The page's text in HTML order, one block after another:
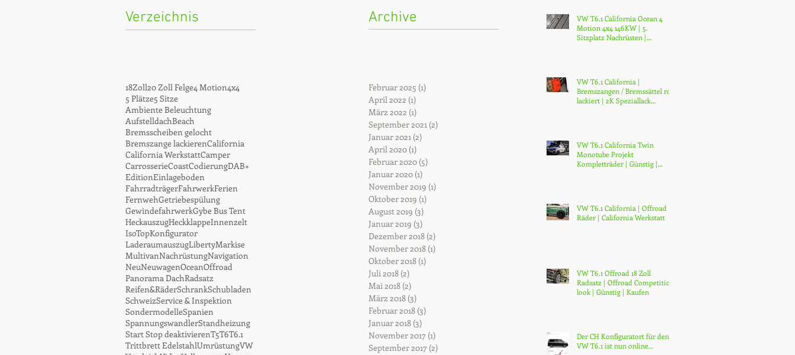
Verzeichnis
18Zoll20 Zoll Felge4 Motion4x4
5 Plätze5 Sitze
Ambiente Beleuchtung
AufstelldachBeach
Bremsscheiben gelocht
Bremszange lackierenCalifornia
California WerkstattCamper
CarrosserieCoastCodierungDAB+
EditionEinlageboden
FahrradträgerFahrwerkFerien
FernwehGetriebespülung
GewindefahrwerkGybe Bus Tent
HeckauszugHeckklappeInnenzelt
IsoTopKonfigurator
LaderaumauszugLibertyMarkise
MultivanNachrüstungNavigation
NeuNeuwagenOceanOffroad
Panorama DachRadsatz
Reifen&RäderSchrankSchubladen
SchweizService & Inspektion
SondermodelleSpanien
SpannungswandlerStandheizung
Start Stop deaktivierenT5T6T6.1
Trittbrett EdelstahlUmrüstungVW
Archive
Februar 2025 (1)
April 2022 (1)
März 2022 (1)
September 2021 (2)
Januar 2021 (2)
April 2020 (1)
Februar 2020 (5)
Januar 2020 (1)
November 2019 (1)
Oktober 2019 (1)
August 2019 (3)
Januar 2019 (3)
Dezember 2018 (2)
November 2018 (1)
Oktober 2018 (1)
Juli 2018 (2)
Mai 2018 (2)
März 2018 (3)
Februar 2018 (3)
Januar 2018 (3)
November 2017 (1)
September 2017 (2)
VW T6.1 California Ocean 4
Motion 4x4 146KW | 5.
Sitzplatz Nachrüsten |
VW T6.1 California |
Bremszangen / Bremssättel rot
lackiert | 2K Speziallack
VW T6.1 California Twin
Monotube Projekt
Kompletträder | Günstig |
VW T6.1 California | Offroad
Räder | California Werkstatt
VW T6.1 Offroad 18 Zoll
Radsatz | Offroad Competition
look | Günstig | Kaufen
Der CH Konfiguratort für den
VW T6.1 ist nun online...